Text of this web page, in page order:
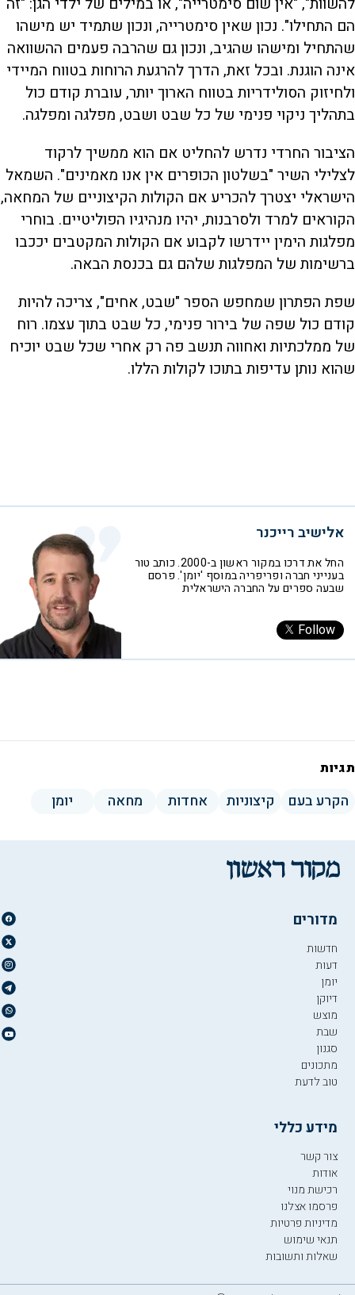
הם התחילו". נכון שאין סימטרייה, ונכון שתמיד יש מישהו
שהתחיל ומישהו שהגיב, ונכון גם שהרבה פעמים ההשוואה
אינה הוגנת. ובכל זאת, הדרך להרגעת הרוחות בטווח המיידי
ולחיזוק הסולידריות בטווח הארוך יותר, עוברת קודם כול
בתהליך ניקוי פנימי של כל שבט ושבט, מפלגה ומפלגה.
הציבור החרדי נדרש להחליט אם הוא ממשיך לרקוד
לצלילי השיר "בשלטון הכופרים אין אנו מאמינים". השמאל
הישראלי יצטרך להכריע אם הקולות הקיצוניים של המחאה,
הקוראים למרד ולסרבנות, יהיו מנהיגיו הפוליטיים. בוחרי
מפלגות הימין יידרשו לקבוע אם הקולות המקטבים יככבו
ברשימות של המפלגות שלהם גם בכנסת הבאה.
שפת הפתרון שמחפש הספר "שבט, אחים", צריכה להיות
קודם כול שפה של בירור פנימי, כל שבט בתוך עצמו. רוח
של ממלכתיות ואחווה תנשב פה רק אחרי שכל שבט יוכיח
שהוא נותן עדיפות בתוכו לקולות הללו.
אלישיב רייכנר
החל את דרכו במקור ראשון ב-2000. כותב טור
בענייני חברה ופריפריה במוסף 'יומן'. פרסם
שבעה ספרים על החברה הישראלית
Follow
תגיות
הקרע בעם קיצוניות אחדות מחאה יומן
מדורים
חדשות
דעות
יומן
דיוקן
מוצש
שבת
סגנון
מתכונים
טוב לדעת
מידע כללי
צור קשר
אודות
רכישת מנוי
פרסמו אצלנו
מדיניות פרטיות
תנאי שימוש
שאלות ותשובות